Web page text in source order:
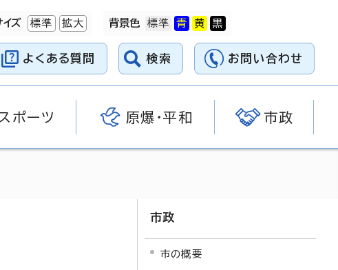
イズ 標準 拡大 背景色
よくある質問 検索 お問い合わせ
ポーツ 原爆・平和 市政
市政
市の概要